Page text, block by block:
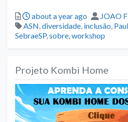
Posted
about a year ago Author
JOAO
Tags
ASN,diversidade, inclusão,
SebraeSP,sobre,workshop
Projeto Kombi Home